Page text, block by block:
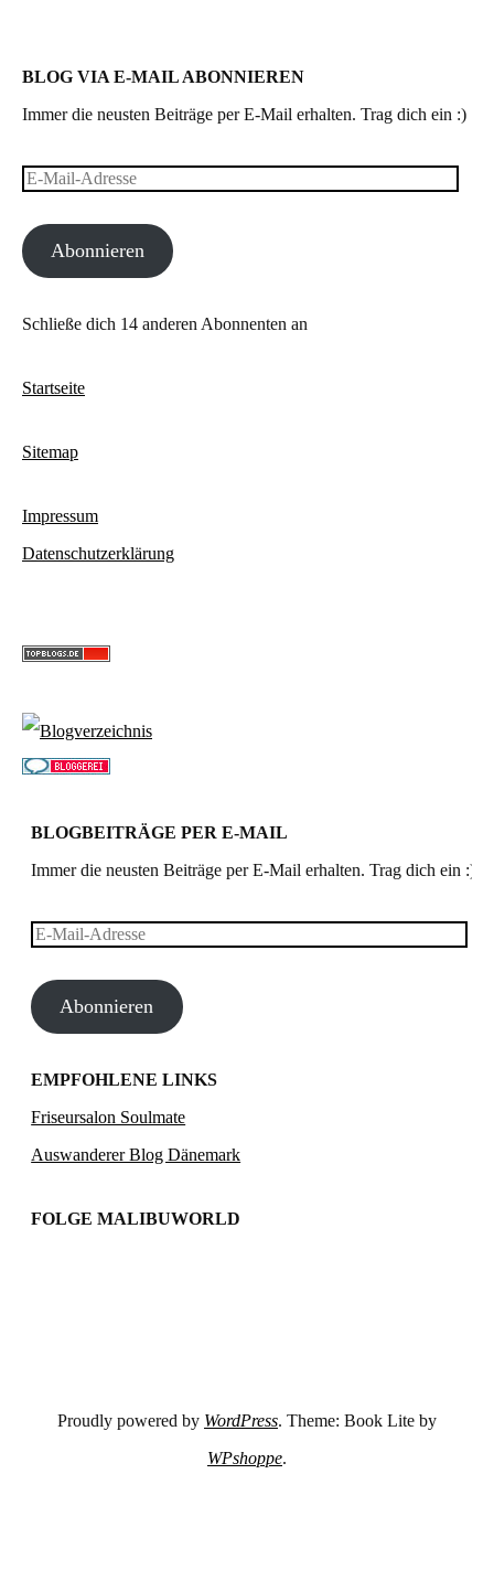
BLOG VIA E-MAIL ABONNIEREN
Immer die neusten Beiträge per E-Mail erhalten. Trag dich ein :)
E-
AdresseAbonnieren
Schließe dich 14 anderen Abonnenten an
Startseite
Sitemap
Impressum
Datenschutzerklärung
BLOGBEITRÄGE PER E-MAIL
Immer die neusten Beiträge per E-Mail erhalten. Trag dich ein :)
E-
AdresseAbonnieren
EMPFOHLENE LINKS
Friseursalon Soulmate
Auswanderer Blog Dänemark
FOLGE MALIBUWORLD
Proudly powered by WordPress. Theme: Book Lite by
WPshoppe.